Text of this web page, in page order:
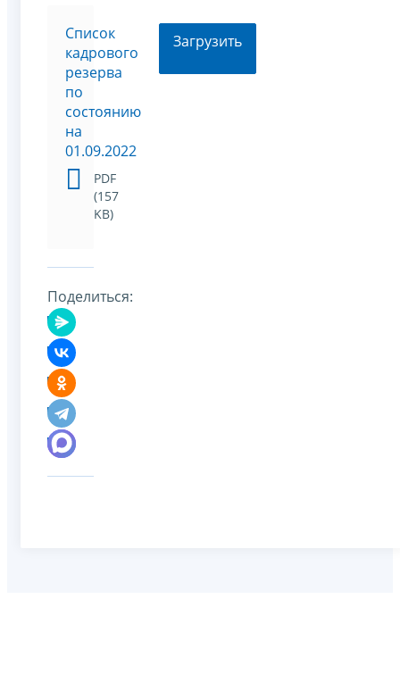
Список
кадрового
резерва
по
состоянию
на
01.09.2022
PDF
(157
KB)
Загрузить
Поделиться: